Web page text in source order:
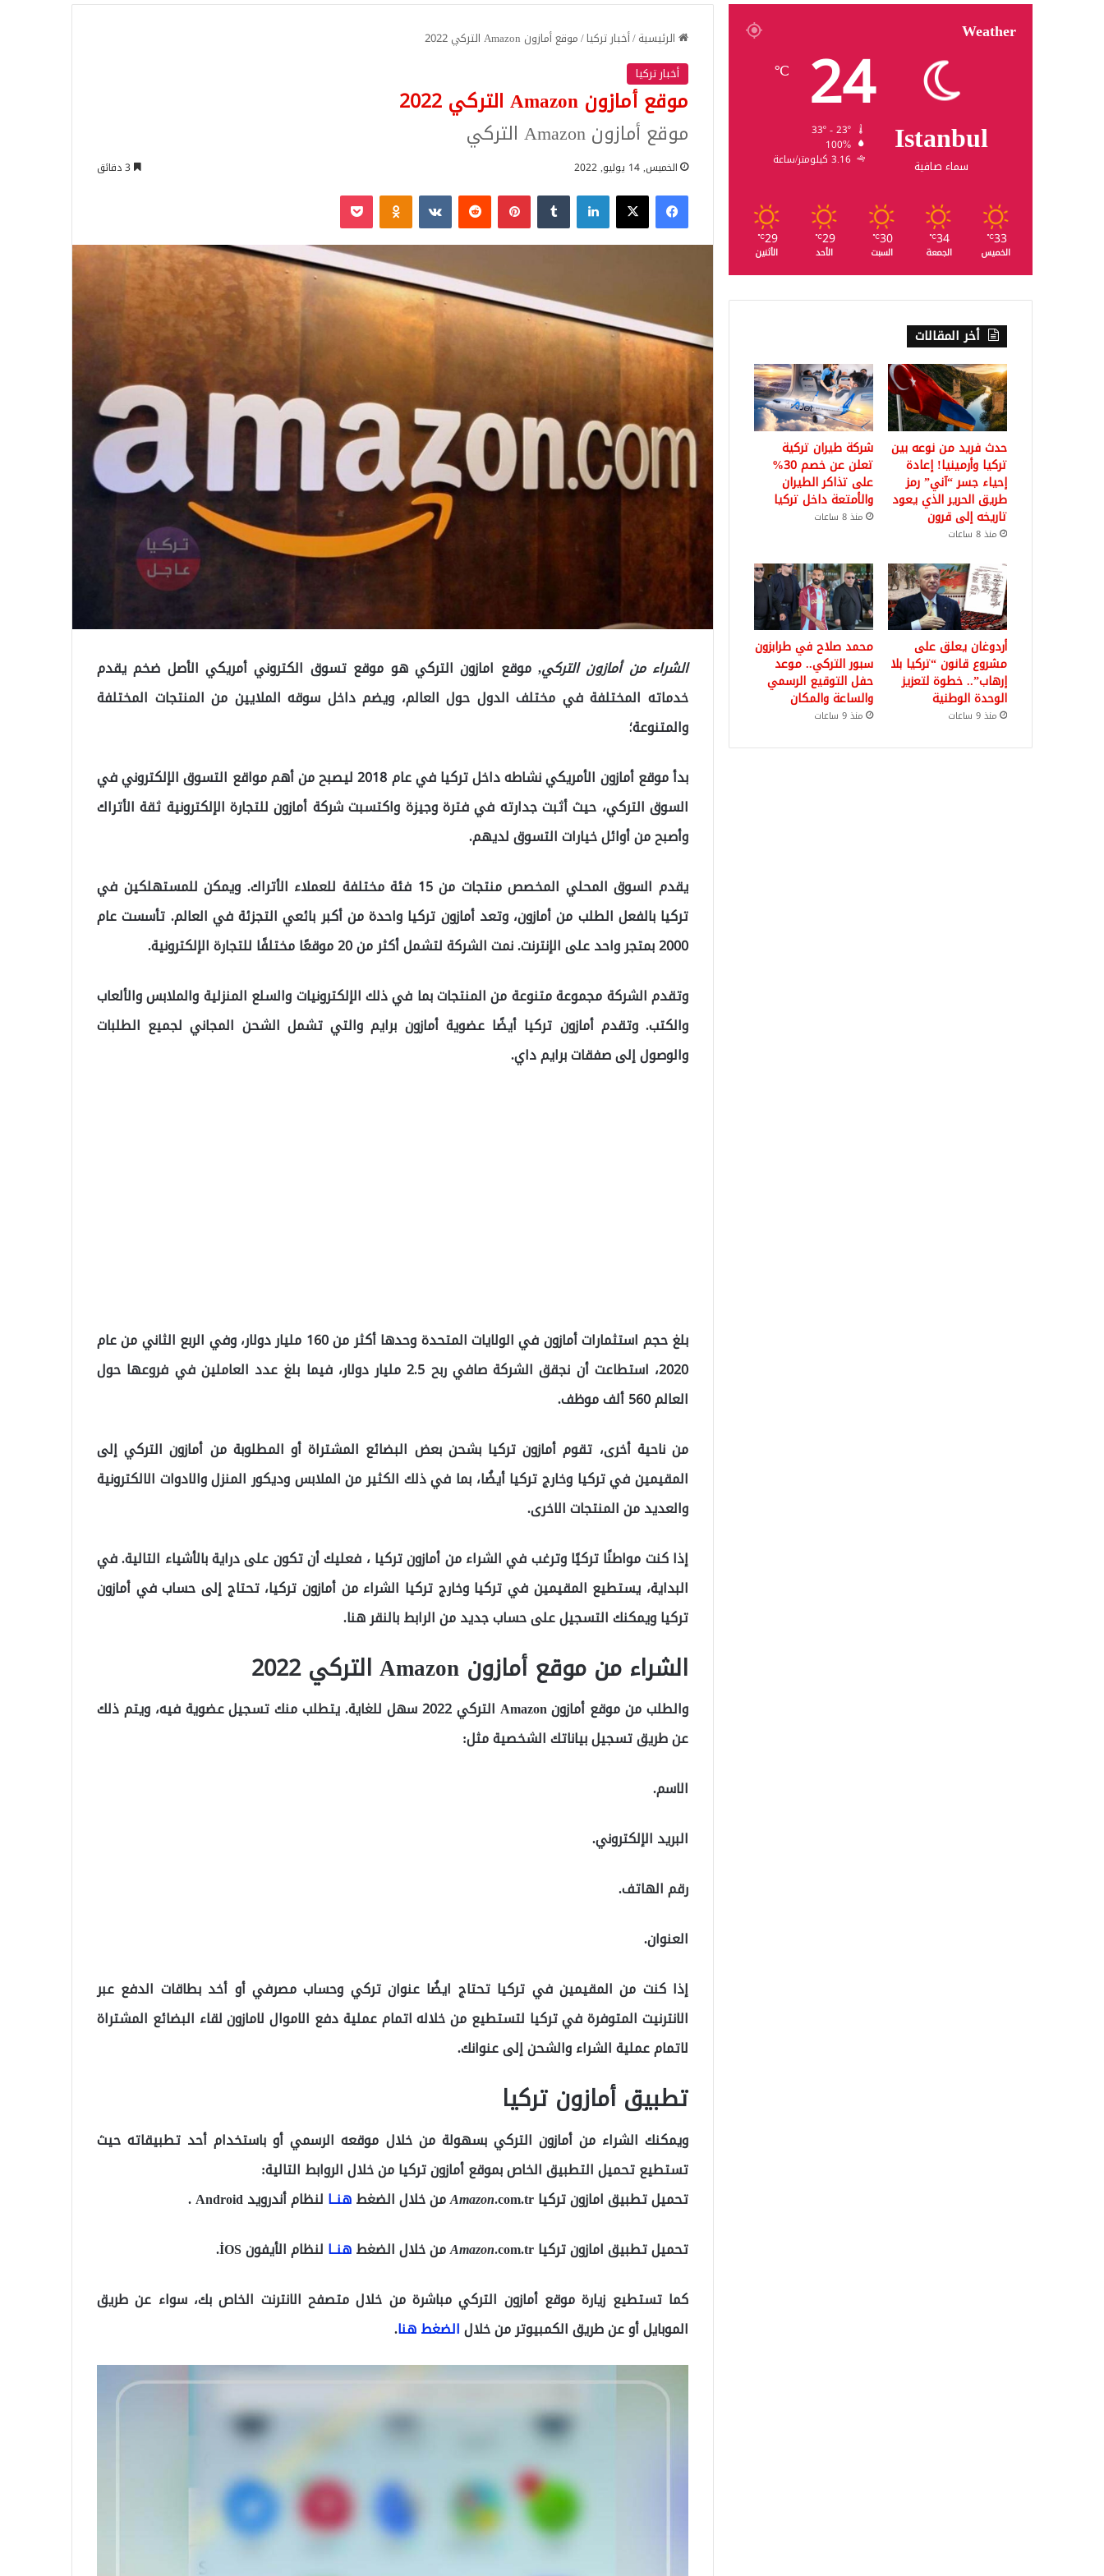
الرئيسية/أخبار تركيا/موقع أمازون Amazon التركي 2022
أخبار تركيا
موقع أمازون Amazon التركي 2022
موقع أمازون Amazon التركي
الخميس, 14 يوليو, 2022
فيسبوك‫X لينكدإن بينتيريست Odnoklassniki
‫Pocket
الشراء من أمازون التركي, موقع امازون التركي هو موقع تسوق الكتروني أمريكي الأصل ضخم يقدم
خدماته المختلفة في مختلف الدول حول العالم، ويضم داخل سوقه الملايين من المنتجات المختلفة
والمتنوعة؛
بدأ موقع أمازون الأمريكي نشاطه داخل تركيا في عام 2018 ليصبح من أهم مواقع التسوق الإلكتروني في
السوق التركي، حيث أثبت جدارته في فترة وجيزة واكتسبت شركة أمازون للتجارة الإلكترونية ثقة الأتراك
وأصبح من أوائل خيارات التسوق لديهم.
يقدم السوق المحلي المخصص منتجات من 15 فئة مختلفة للعملاء الأتراك. ويمكن للمستهلكين في
تركيا بالفعل الطلب من أمازون، وتعد أمازون تركيا واحدة من أكبر بائعي التجزئة في العالم. تأسست عام
2000 بمتجر واحد على الإنترنت. نمت الشركة لتشمل أكثر من 20 موقعًا مختلفًا للتجارة الإلكترونية.
وتقدم الشركة مجموعة متنوعة من المنتجات بما في ذلك الإلكترونيات والسلع المنزلية والملابس والألعاب
والكتب. وتقدم أمازون تركيا أيضًا عضوية أمازون برايم والتي تشمل الشحن المجاني لجميع الطلبات
والوصول إلى صفقات برايم داي.
بلغ حجم استثمارات أمازون في الولايات المتحدة وحدها أكثر من 160 مليار دولار، وفي الربع الثاني من عام
2020، استطاعت أن نجقق الشركة صافي ربح 2.5 مليار دولار، فيما بلغ عدد العاملين في فروعها حول
العالم 560 ألف موظف.
من ناحية أخرى، تقوم أمازون تركيا بشحن بعض البضائع المشتراة أو المطلوبة من أمازون التركي إلى
المقيمين في تركيا وخارج تركيا أيضُا، بما في ذلك الكثير من الملابس وديكور المنزل والادوات الالكترونية
والعديد من المنتجات الاخرى.
إذا كنت مواطنًا تركيًا وترغب في الشراء من أمازون تركيا ، فعليك أن تكون على دراية بالأشياء التالية. في
البداية، يستطيع المقيمين في تركيا وخارج تركيا الشراء من أمازون تركيا، تحتاج إلى حساب في أمازون
تركيا ويمكنك التسجيل على حساب جديد من الرابط بالنقر هنا.
الشراء من موقع أمازون Amazon التركي 2022
والطلب من موقع أمازون Amazon التركي 2022 سهل للغاية. يتطلب منك تسجيل عضوية فيه، ويتم ذلك
عن طريق تسجيل بياناتك الشخصية مثل:
الاسم.
البريد الإلكتروني.
رقم الهاتف.
العنوان.
إذا كنت من المقيمين في تركيا تحتاج ايضُا عنوان تركي وحساب مصرفي أو أخد بطاقات الدفع عبر
الانترنيت المتوفرة في تركيا لتستطيع من خلاله اتمام عملية دفع الاموال لامازون لقاء البضائع المشتراة
لاتمام عملية الشراء والشحن إلى عنوانك.
تطبيق أمازون تركيا
ويمكنك الشراء من أمازون التركي بسهولة من خلال موقعه الرسمي أو باستخدام أحد تطبيقاته حيث
تستطيع تحميل التطبيق الخاص بموقع أمازون تركيا من خلال الروابط التالية:
تحميل تطبيق امازون تركيا
Amazon.com.tr من خلال الضغط هنــا لنظام أندرويد Android .
تحميل تطبيق امازون تركيا
Amazon.com.tr من خلال الضغط هنــا لنظام الأيفون İOS.
كما تستطيع زيارة موقعأمازون التركيمباشرة من خلال متصفح الانترنت الخاص بك، سواء عن طريق
الموبايل أو عن طريق الكمبيوتر من خلالالضغط هنا.
Weather
Istanbul
سماء صافية
24
℃
100%
3.16 كيلومتر/ساعة
33
℃
الخميس
34
℃
الجمعة
30
℃
السبت
29
℃
الأحد
29
℃
الأثنين
أخر المقالات
حدث فريد من نوعه بين
تركيا وأرمينيا! إعادة
إحياء جسر “آني” رمز
طريق الحرير الذي يعود
تاريخه إلى قرون
منذ 8 ساعات
شركة طيران تركية
تعلن عن خصم 30%
على تذاكر الطيران
والأمتعة داخل تركيا
منذ 8 ساعات
أردوغان يعلق على
مشروع قانون “تركيا بلا
إرهاب”.. خطوة لتعزيز
الوحدة الوطنية
منذ 9 ساعات
محمد صلاح في طرابزون
سبور التركي.. موعد
حفل التوقيع الرسمي
والساعة والمكان
منذ 9 ساعات